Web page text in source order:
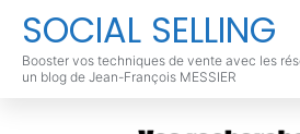
SOCIAL SELLING
Booster vos techniques de vente avec les
un blog de Jean-François MESSIER